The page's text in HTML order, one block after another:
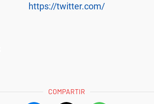
https://twitter.com/
COMPARTIR